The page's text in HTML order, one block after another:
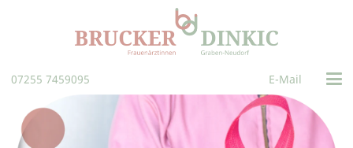
07255 7459095 E-Mail